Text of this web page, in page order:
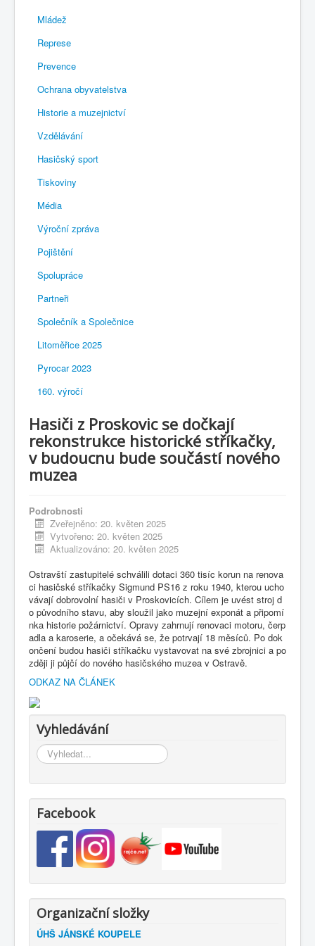
Mládež
Represe
Prevence
Ochrana obyvatelstva
Historie a muzejnictví
Vzdělávání
Hasičský sport
Tiskoviny
Média
Výroční zpráva
Pojištění
Spolupráce
Partneři
Společník a Společnice
Litoměřice 2025
Pyrocar 2023
160. výročí
Hasiči z Proskovic se dočkají
rekonstrukce historické stříkačky,
v budoucnu bude součástí nového
muzea
Podrobnosti
Zveřejněno: 20. květen 2025
Vytvořeno: 20. květen 2025
Aktualizováno: 20. květen 2025
Ostravští zastupitelé schválili dotaci 360 tisíc korun na renova
ci hasičské stříkačky Sigmund PS16 z roku 1940, kterou ucho
vávají dobrovolní hasiči v Proskovicích. Cílem je uvést stroj d
o původního stavu, aby sloužil jako muzejní exponát a připomí
nka historie požárnictví. Opravy zahrnují renovaci motoru, čerp
adla a karoserie, a očekává se, že potrvají 18 měsíců. Po dok
ončení budou hasiči stříkačku vystavovat na své zbrojnici a po
zději ji půjčí do nového hasičského muzea v Ostravě.
ODKAZ NA ČLÁNEK
Vyhledávání
Vyhledávání...
Facebook
Organizační složky
ÚHŠ JÁNSKÉ KOUPELE